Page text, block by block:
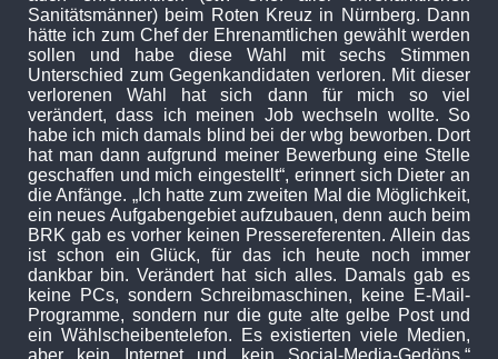
Sanitätsmänner) beim Roten Kreuz in Nürnberg. Dann
hätte ich zum Chef der Ehrenamtlichen gewählt werden
sollen und habe diese Wahl mit sechs Stimmen
Unterschied zum Gegenkandidaten verloren. Mit dieser
verlorenen Wahl hat sich dann für mich so viel
verändert, dass ich meinen Job wechseln wollte. So
habe ich mich damals blind bei der wbg beworben. Dort
hat man dann aufgrund meiner Bewerbung eine Stelle
geschaffen und mich eingestellt“, erinnert sich Dieter an
die Anfänge. „Ich hatte zum zweiten Mal die Möglichkeit,
ein neues Aufgabengebiet aufzubauen, denn auch beim
BRK gab es vorher keinen Pressereferenten. Allein das
ist schon ein Glück, für das ich heute noch immer
dankbar bin. Verändert hat sich alles. Damals gab es
keine PCs, sondern Schreibmaschinen, keine E-Mail-
Programme, sondern nur die gute alte gelbe Post und
ein Wählscheibentelefon. Es existierten viele Medien,